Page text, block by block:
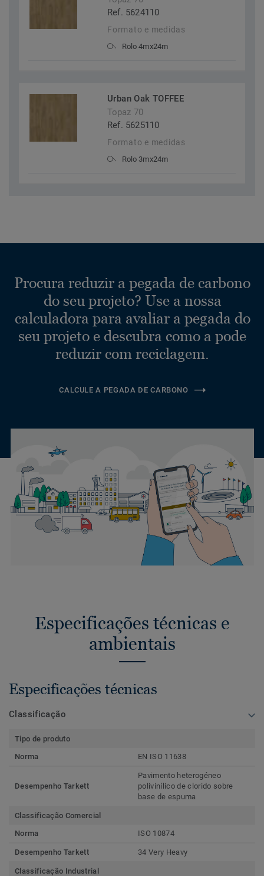
Ref. 5624110
Formato e medidas
Rolo 4mx24m
Urban Oak TOFFEE
Topaz 70
Ref. 5625110
Formato e medidas
Rolo 3mx24m
Procura reduzir a pegada de carbono
do seu projeto? Use a nossa
calculadora para avaliar a pegada do
seu projeto e descubra como a pode
reduzir com reciclagem.
CALCULE A PEGADA DE CARBONO
Especificações técnicas e
ambientais
Especificações técnicas
Classificação
Tipo de produto
Norma
EN ISO 11638
Desempenho Tarkett
Pavimento heterogéneo
polivinílico de clorido sobre
base de espuma
Classificação Comercial
Norma
ISO 10874
Desempenho Tarkett 34 Very Heavy
Classificação Industrial